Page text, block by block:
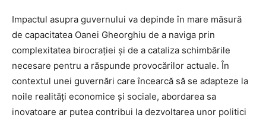
Impactul asupra guvernului va depinde în mare măsură
de capacitatea Oanei Gheorghiu de a naviga prin
complexitatea birocrației și de a cataliza schimbările
necesare pentru a răspunde provocărilor actuale. În
contextul unei guvernări care încearcă să se adapteze la
noile realități economice și sociale, abordarea sa
inovatoare ar putea contribui la dezvoltarea unor politici